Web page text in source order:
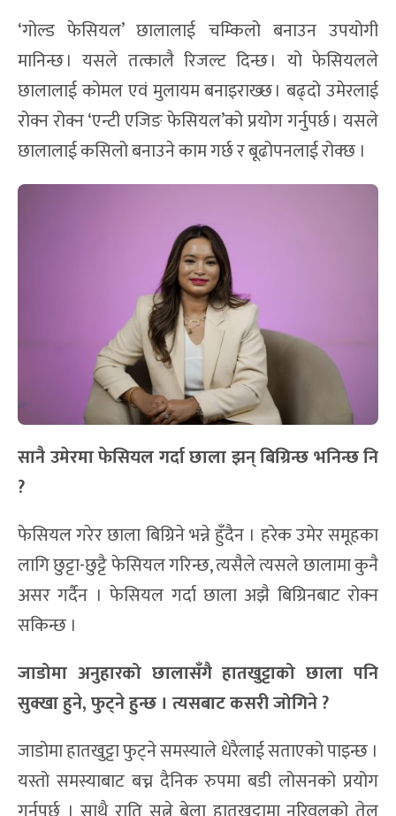
‘गोल्ड फेसियल’ छालालाई चम्किलो बनाउन उपयोगी
मानिन्छ । यसले तत्कालै रिजल्ट दिन्छ । यो फेसियलले
छालालाई कोमल एवं मुलायम बनाइराख्छ । बढ्दो उमेरलाई
रोक्न रोक्न ‘एन्टी एजिङ फेसियल’को प्रयोग गर्नुपर्छ । यसले
छालालाई कसिलो बनाउने काम गर्छ र बूढोपनलाई रोक्छ ।
सानै उमेरमा फेसियल गर्दाछाला झन् बिग्रन्छ भनिन्छ नि
?
फेसियल गरेर छाला बिग्रिने भन्ने हुँदैन । हरेक उमेर समूहका
लागि छुट्टा-छुट्टै फेसियल गरिन्छ, त्यसैले त्यसले छालामा कुनै
असर गर्दैन । फेसियल गर्दा छाला अझै बिग्रिनबाट रोक्न
सकिन्छ ।
जाडोमा अनुहारको छालासँगै हातखुट्टाको छाला पनि
सुक्खाहुने,फुट्ने हुन्छ । त्यसबाट कसरी जोगिने ?
जाडोमा हातखुट्टा फुट्ने समस्याले धेरैलाई सताएको पाइन्छ ।
यस्तो समस्याबाट बच्न दैनिक रुपमा बडी लोसनको प्रयोग